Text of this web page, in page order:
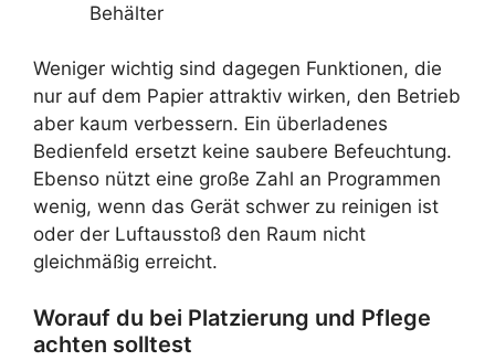
Behälter
Weniger wichtig sind dagegen Funktionen, die
nur auf dem Papier attraktiv wirken, den Betrieb
aber kaum verbessern. Ein überladenes
Bedienfeld ersetzt keine saubere Befeuchtung.
Ebenso nützt eine große Zahl an Programmen
wenig, wenn das Gerät schwer zu reinigen ist
oder der Luftausstoß den Raum nicht
gleichmäßig erreicht.
Worauf du bei Platzierung und Pflege
achten solltest